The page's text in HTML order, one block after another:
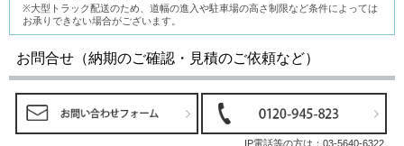
※大型トラック配送のため、道幅の進入や駐車場の高さ制限など条件によっては
お承りできない場合がございます。
お問合せ（納期のご確認・見積のご依頼など）
IP電話等の方は： 03-5640-6322